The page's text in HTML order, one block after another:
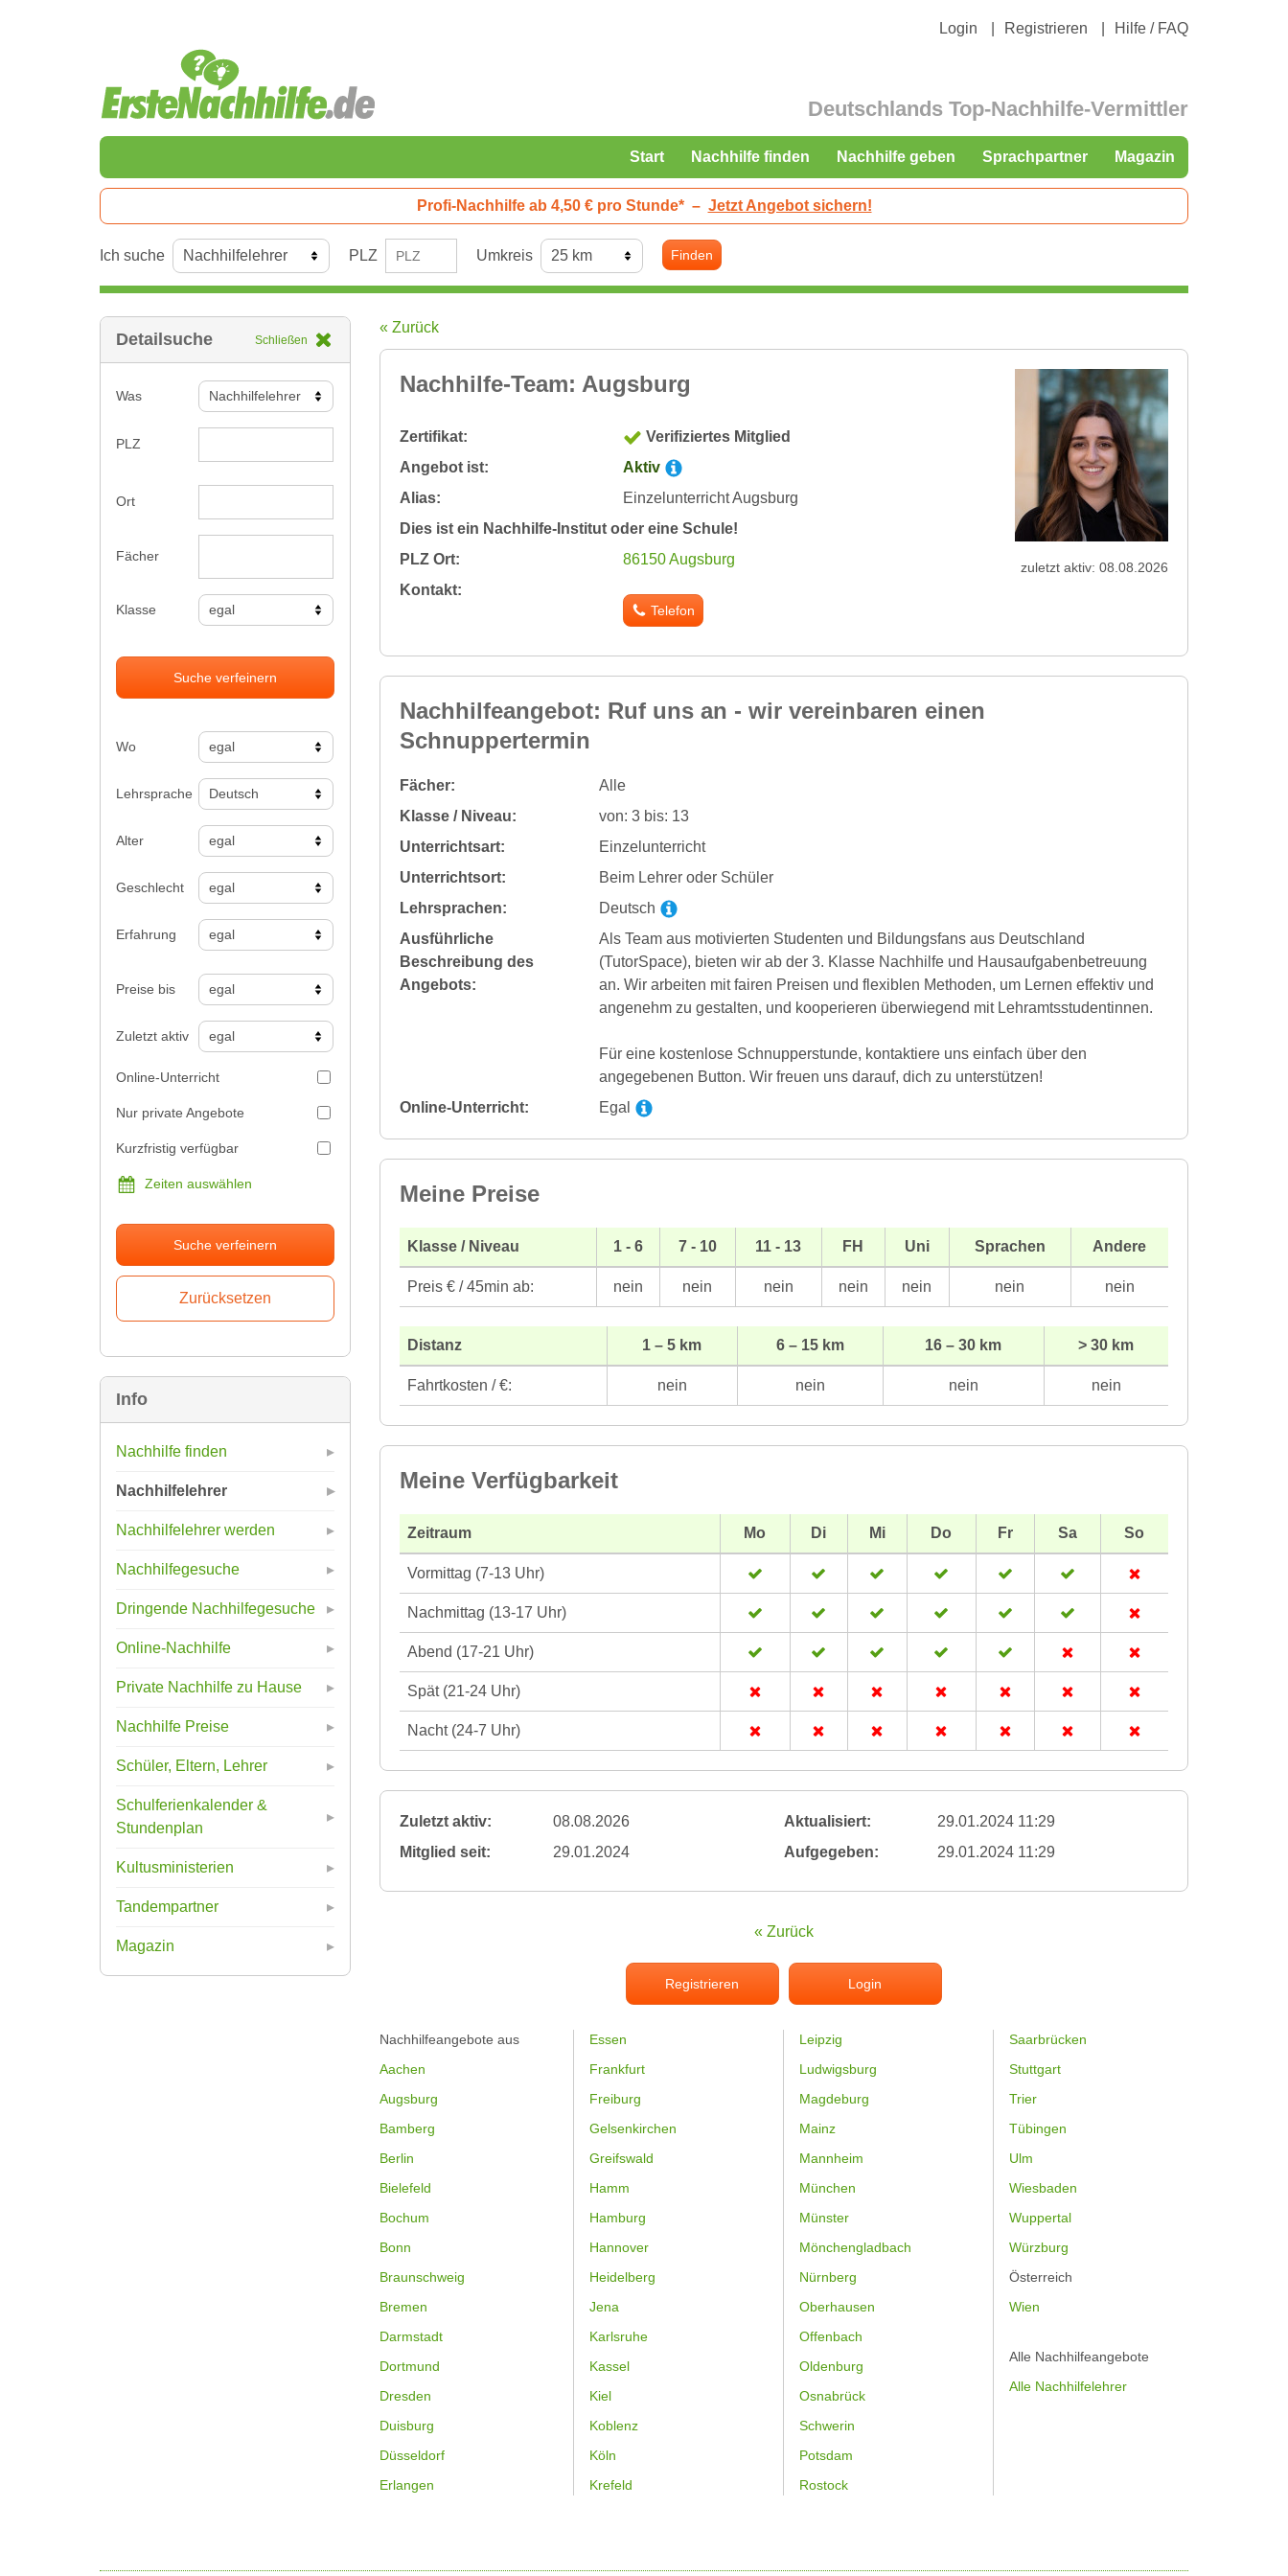
Login Registrieren Hilfe / FAQ
Deutschlands Top-Nachhilfe-Vermittler
Start Nachhilfe finden Nachhilfe geben Sprachpartner Magazin
Profi-Nachhilfe ab 4,50 € pro Stunde* – Jetzt Angebot sichern!
Ich suche PLZ Umkreis Finden
Detailsuche Schließen
Was
PLZ
Ort
Fächer
Klasse
Suche verfeinern
Wo
Lehrsprache
Alter
Geschlecht
Erfahrung
Preise bis
Zuletzt aktiv
Online-Unterricht
Nur private Angebote
Kurzfristig verfügbar
Zeiten auswählen
Suche verfeinern
Info
Nachhilfe finden
Nachhilfelehrer
Nachhilfelehrer werden
Nachhilfegesuche
Dringende Nachhilfegesuche
Online-Nachhilfe
Private Nachhilfe zu Hause
Nachhilfe Preise
Schüler, Eltern, Lehrer
Schulferienkalender &
Stundenplan
Kultusministerien
Tandempartner
Magazin
« Zurück
Nachhilfe-Team: Augsburg
Zertifikat:
Verifiziertes Mitglied
Angebot ist:
Aktiv
Alias:
Einzelunterricht Augsburg
Dies ist ein Nachhilfe-Institut oder eine Schule!
PLZ Ort:
86150 Augsburg
Kontakt:
Telefon
zuletzt aktiv: 08.08.2026
Nachhilfeangebot: Ruf uns an - wir vereinbaren einen
Schnuppertermin
Fächer:
Alle
Klasse / Niveau:
von: 3 bis: 13
Unterrichtsart:
Einzelunterricht
Unterrichtsort:
Beim Lehrer oder Schüler
Lehrsprachen:
Deutsch
Ausführliche
Beschreibung des
Angebots:
Als Team aus motivierten Studenten und Bildungsfans aus Deutschland
(TutorSpace), bieten wir ab der 3. Klasse Nachhilfe und Hausaufgabenbetreuung
an. Wir arbeiten mit fairen Preisen und flexiblen Methoden, um Lernen effektiv und
angenehm zu gestalten, und kooperieren überwiegend mit Lehramtsstudentinnen.
Für eine kostenlose Schnupperstunde, kontaktiere uns einfach über den
angegebenen Button. Wir freuen uns darauf, dich zu unterstützen!
Online-Unterricht:
Egal
Meine Preise
Klasse / Niveau 1 - 6 7 - 10 11 - 13 FH Uni Sprachen Andere
Preis € / 45min ab: nein nein nein nein nein nein nein
Distanz 1 – 5 km 6 – 15 km 16 – 30 km > 30 km
Fahrtkosten / €: nein nein nein nein
Meine Verfügbarkeit
Zeitraum Mo Di Mi Do Fr Sa So
Vormittag (7-13 Uhr)
Nachmittag (13-17 Uhr)
Abend (17-21 Uhr)
Spät (21-24 Uhr)
Nacht (24-7 Uhr)
Zuletzt aktiv: 08.08.2026 Aktualisiert:
29.01.2024 11:29
Mitglied seit:
29.01.2024 Aufgegeben: 29.01.2024 11:29
« Zurück
Registrieren Login
Nachhilfeangebote aus
Aachen
Augsburg
Bamberg
Berlin
Bielefeld
Bochum
Bonn
Braunschweig
Bremen
Darmstadt
Dortmund
Dresden
Duisburg
Düsseldorf
Erlangen
Essen
Frankfurt
Freiburg
Gelsenkirchen
Greifswald
Hamm
Hamburg
Hannover
Heidelberg
Jena
Karlsruhe
Kassel
Kiel
Koblenz
Köln
Krefeld
Leipzig
Ludwigsburg
Magdeburg
Mainz
Mannheim
München
Münster
Mönchengladbach
Nürnberg
Oberhausen
Offenbach
Oldenburg
Osnabrück
Schwerin
Potsdam
Rostock
Saarbrücken
Stuttgart
Trier
Tübingen
Ulm
Wiesbaden
Wuppertal
Würzburg
Österreich
Wien
Alle Nachhilfeangebote
Alle Nachhilfelehrer